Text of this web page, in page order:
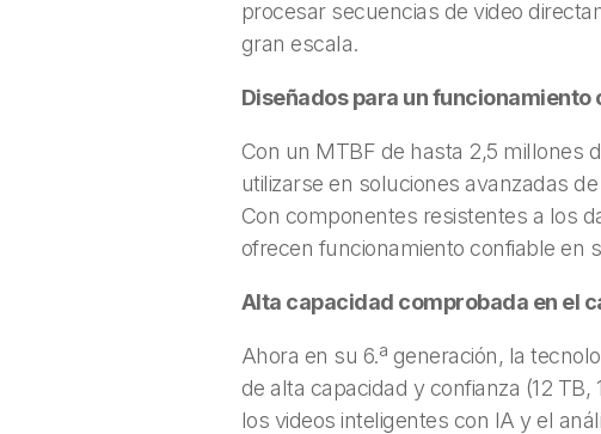
procesar secuencias de video
gran escala.
Diseñados para un
Con un MTBF de hasta 2,5 millones
utilizarse en soluciones avanzadas
Con componentes resistentes a los
ofrecen funcionamiento confiable en
Alta capacidad comprobada en el
Ahora en su 6.ª generación, la
de alta capacidad y confianza (12
los videos inteligentes con IA y el